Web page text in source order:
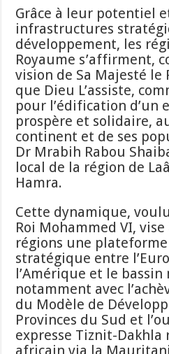
Grâce à leur potentiel
infrastructures
développement, les
Royaume s’affirment,
vision de Sa Majesté le
que Dieu L’assiste,
pour l’édification d’un
prospère et solidaire,
continent et de ses
Dr Mrabih Rabou
local de la région de
Hamra.
Cette dynamique,
Roi Mohammed VI,
régions une
stratégique entre
l’Amérique et le
notamment avec
du Modèle de
Provinces du Sud et
expresse Tiznit-
africain via la